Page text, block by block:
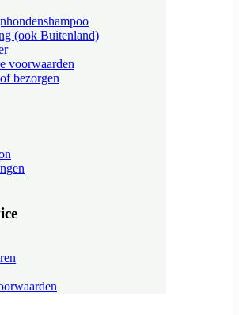
(ook Buitenland)
voorwaarden
bezorgen